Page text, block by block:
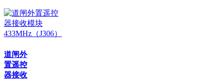
道闸外
置遥控
器接收